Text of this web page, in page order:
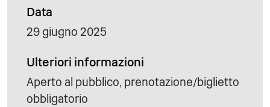
Data
29 giugno 2025
Ulteriori informazioni
Aperto al pubblico, prenotazione/biglietto
obbligatorio